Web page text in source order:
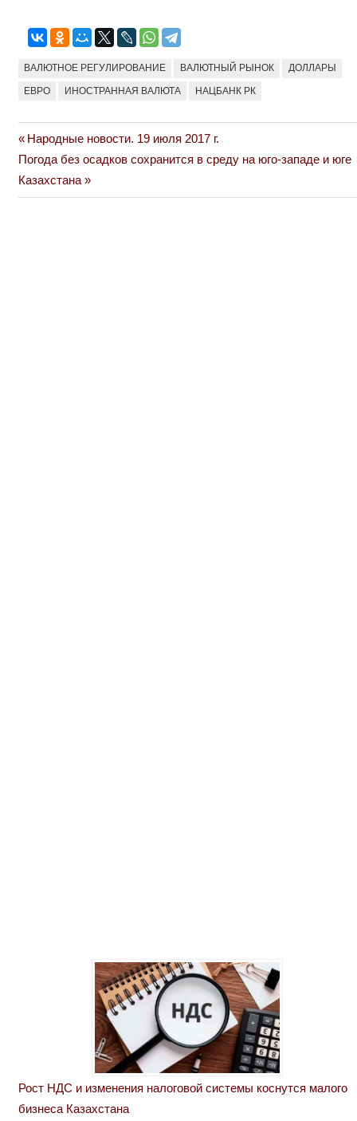
ВАЛЮТНОЕ РЕГУЛИРОВАНИЕ ВАЛЮТНЫЙ РЫНОК ДОЛЛАРЫ
ЕВРО ИНОСТРАННАЯ ВАЛЮТА НАЦБАНК РК
Навигация
по
Previous
Post:
Народные новости. 19 июля 2017 г.
Next
Post:
Погода без осадков сохранится в среду на юго-западе и юге
Казахстана
Рост НДС и изменения налоговой системы коснутся малого
бизнеса Казахстана